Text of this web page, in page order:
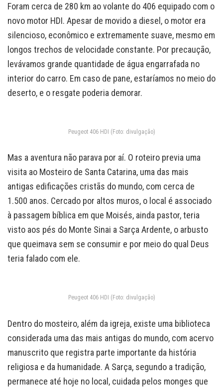
Foram cerca de 280 km ao volante do 406 equipado com o
novo motor HDI. Apesar de movido a diesel, o motor era
silencioso, econômico e extremamente suave, mesmo em
longos trechos de velocidade constante. Por precaução,
levávamos grande quantidade de água engarrafada no
interior do carro. Em caso de pane, estaríamos no meio do
deserto, e o resgate poderia demorar.
Peugeot 406 HDI (Foto: divulgação)
Mas a aventura não parava por aí. O roteiro previa uma
visita ao Mosteiro de Santa Catarina, uma das mais
antigas edificações cristãs do mundo, com cerca de
1.500 anos. Cercado por altos muros, o local é associado
à passagem bíblica em que Moisés, ainda pastor, teria
visto aos pés do Monte Sinai a Sarça Ardente, o arbusto
que queimava sem se consumir e por meio do qual Deus
teria falado com ele.
Peugeot 406 HDI (Foto: divulgação)
Dentro do mosteiro, além da igreja, existe uma biblioteca
considerada uma das mais antigas do mundo, com acervo
manuscrito que registra parte importante da história
religiosa e da humanidade. A Sarça, segundo a tradição,
permanece até hoje no local, cuidada pelos monges que